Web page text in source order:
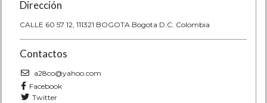
Dirección
CALLE 60 57 12, 111321 BOGOTA Bogota D.C. Colombia
Contactos
a28co@yahoo.com
Facebook
Twitter